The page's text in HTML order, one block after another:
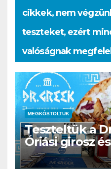
cikkek, nem
teszteket, ezért
valóságnak
MEGKÓSTOLTUK
Teszteltük a
Óriási girosz
kerthelyiség